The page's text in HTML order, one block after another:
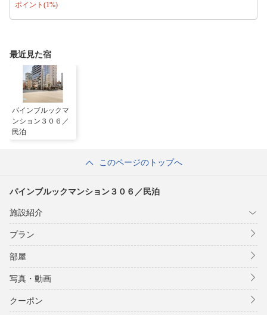
ポイント(1%)
最近見た宿
パインブルックマ
ンション３０６／
民泊
このページのトップへ
パインブルックマンション３０６／民泊
施設紹介
プラン
部屋
写真・動画
クーポン